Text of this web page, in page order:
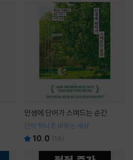
인생에 단어가 스며드는 순간
단어 하나로 바뀌는 세상
10.0 (16)